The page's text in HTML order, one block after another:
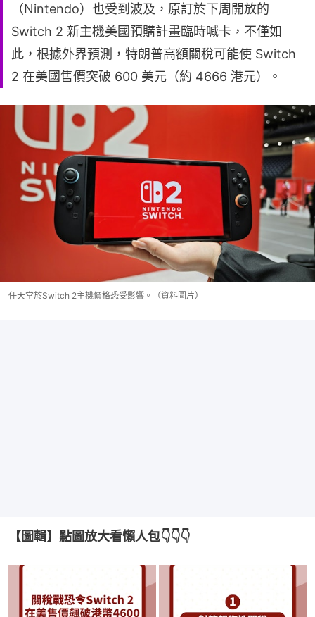
（Nintendo）也受到波及，原訂於下周開放的
Switch 2 新主機美國預購計畫臨時喊卡，不僅如
此，根據外界預測，特朗普高額關稅可能使 Switch
2 在美國售價突破 600 美元（約 4666 港元）。
任天堂於Switch 2主機價格恐受影響。（資料圖片）
【圖輯】點圖放大看懶人包👇👇👇